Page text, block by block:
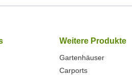
Weitere Produkte
Gartenhäuser
Carports